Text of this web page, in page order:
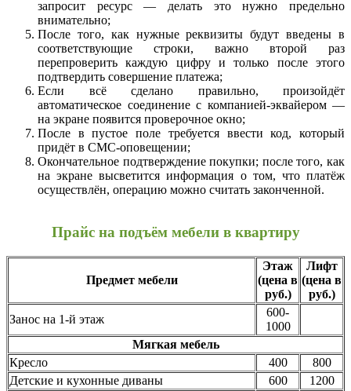
запросит ресурс — делать это нужно предельно
внимательно;
После того, как нужные реквизиты будут введены в
соответствующие строки, важно второй раз
перепроверить каждую цифру и только после этого
подтвердить совершение платежа;
Если всё сделано правильно, произойдёт
автоматическое соединение с компанией-эквайером —
на экране появится проверочное окно;
После в пустое поле требуется ввести код, который
придёт в СМС-оповещении;
Окончательное подтверждение покупки; после того, как
на экране высветится информация о том, что платёж
осуществлён, операцию можно считать законченной.
Прайс на подъём мебели в квартиру
Предмет мебели
Этаж
(цена в
руб.)
Лифт
(цена в
руб.)
Занос на 1-й этаж
600-
1000
Мягкая мебель
Кресло
400
800
Детские и кухонные диваны
600
1200